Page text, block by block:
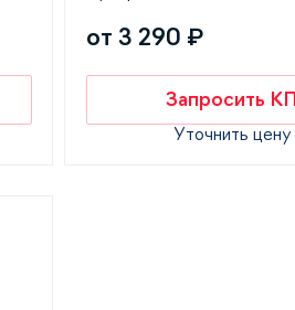
от 3 290 ₽
Запросить КП
Уточнить цену